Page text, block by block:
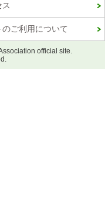
ス
のご利用について
official site.